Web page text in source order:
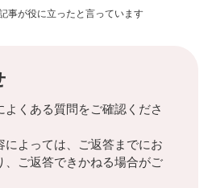
事が役に立ったと言っています
よくある質問をご確認くださ
によっては、ご返答までにお
、ご返答できかねる場合がご